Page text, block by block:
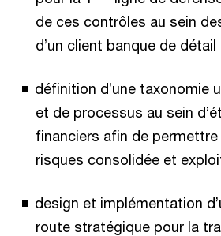
de ces contrôles au sein
d’un client banque de détail
définition d’une taxonomie
et de processus au sein
financiers afin de
risques consolidée et
design et implémentation
route stratégique pour la